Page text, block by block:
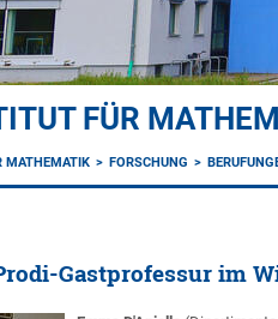
FÜR
MATHEMATIK FORSCHUNG
Gastprofessur im